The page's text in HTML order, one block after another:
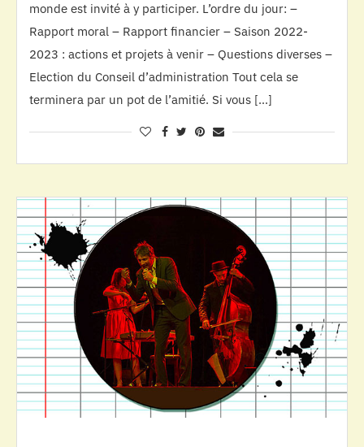
monde est invité à y participer. L’ordre du jour: –
Rapport moral – Rapport financier – Saison 2022-
2023 : actions et projets à venir – Questions diverses –
Election du Conseil d’administration Tout cela se
terminera par un pot de l’amitié. Si vous […]